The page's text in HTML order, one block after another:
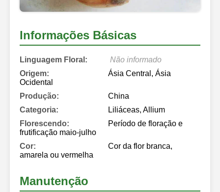
Informações Básicas
Linguagem Floral:
Não informado
Origem:
Ásia Central, Ásia
Ocidental
Produção:
China
Categoria:
Liliáceas, Allium
Florescendo:
Período de floração e
frutificação maio-julho
Cor:
Cor da flor branca,
amarela ou vermelha
Manutenção